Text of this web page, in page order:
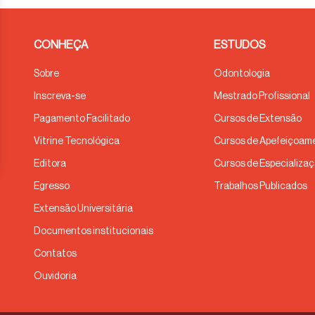
CONHEÇA
Sobre
Inscreva-se
Pagamento Facilitado
Vitrine Tecnológica
Editora
Egresso
Extensão Universitária
Documentos institucionais
Contatos
Ouvidoria
ESTUDOS
Odontologia
Mestrado Profissional
Cursos de Extensão
Cursos de
Cursos de
Trabalhos Publicados